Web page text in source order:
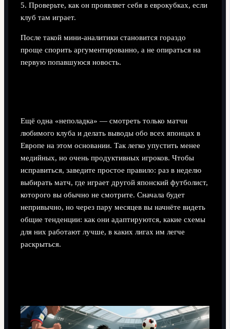
5. Проверьте, как он проявляет себя в еврокубках, если
клуб там играет.
После такой мини‑аналитики становится гораздо
проще спорить аргументированно, а не опираться на
первую попавшуюся новость.
Ещё одна «неполадка» — смотреть только матчи
любимого клуба и делать выводы обо всех японцах в
Европе на этом основании. Так легко упустить менее
медийных, но очень продуктивных игроков. Чтобы
исправиться, заведите простое правило: раз в неделю
выбирать матч, где играет другой японский футболист,
которого вы обычно не смотрите. Сначала будет
непривычно, но через пару месяцев вы начнёте видеть
общие тенденции: как они адаптируются, какие схемы
для них работают лучше, в каких лигах им легче
раскрыться.